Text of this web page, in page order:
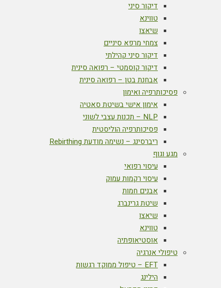
דיקור סיני
טווינא
שיאצו
צמחי מרפא סיניים
דיקור סיני קהילתי
דיקור קוסמטי – רפואה סינית
אבחנת בטן – רפואה סינית
פסיכותרפיה ואימון
אימון אישי בשיטת סאטיה
NLP – תכנות עצבי לשוני
פסיכותרפיה הוליסטית
ריברסינג – נשימה מודעת Rebirthing
מגע וגוף
עיסוי רפואי
עיסוי רקמות עמוק
אבנים חמות
שיטת גרינברג
שיאצו
טווינא
אוסטיאופתיה
טיפולי אנרגיה
EFT – טיפול ממוקד רגשות
הילינג